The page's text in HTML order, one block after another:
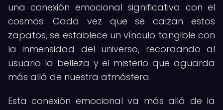
una conexión emocional significativa con el
cosmos. Cada vez que se calzan estos
zapatos, se establece un vínculo tangible con
la inmensidad del universo, recordando al
usuario la belleza y el misterio que aguarda
más allá de nuestra atmósfera.
Esta conexión emocional va más allá de la